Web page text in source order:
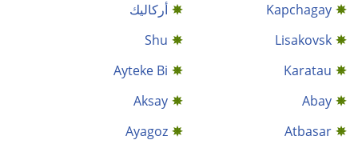
Kapchagay
أركاليك
Lisakovsk
Shu
Karatau
Ayteke Bi
Abay
Aksay
Atbasar
Ayagoz